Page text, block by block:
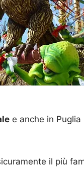
e anche in
il più